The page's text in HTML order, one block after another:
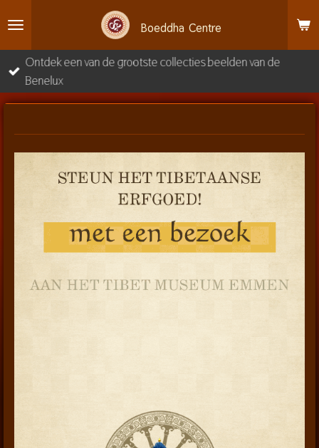
direct
naar
de
hoofdinhoud
Boeddha Centre
Ontdek een van de grootste collecties beelden van de
Benelux